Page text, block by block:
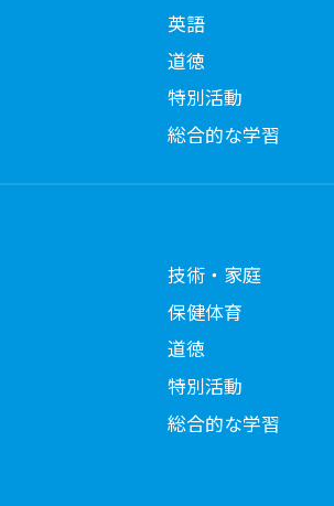
英語
道徳
特別活動
総合的な学習
技術・家庭
保健体育
道徳
特別活動
総合的な学習